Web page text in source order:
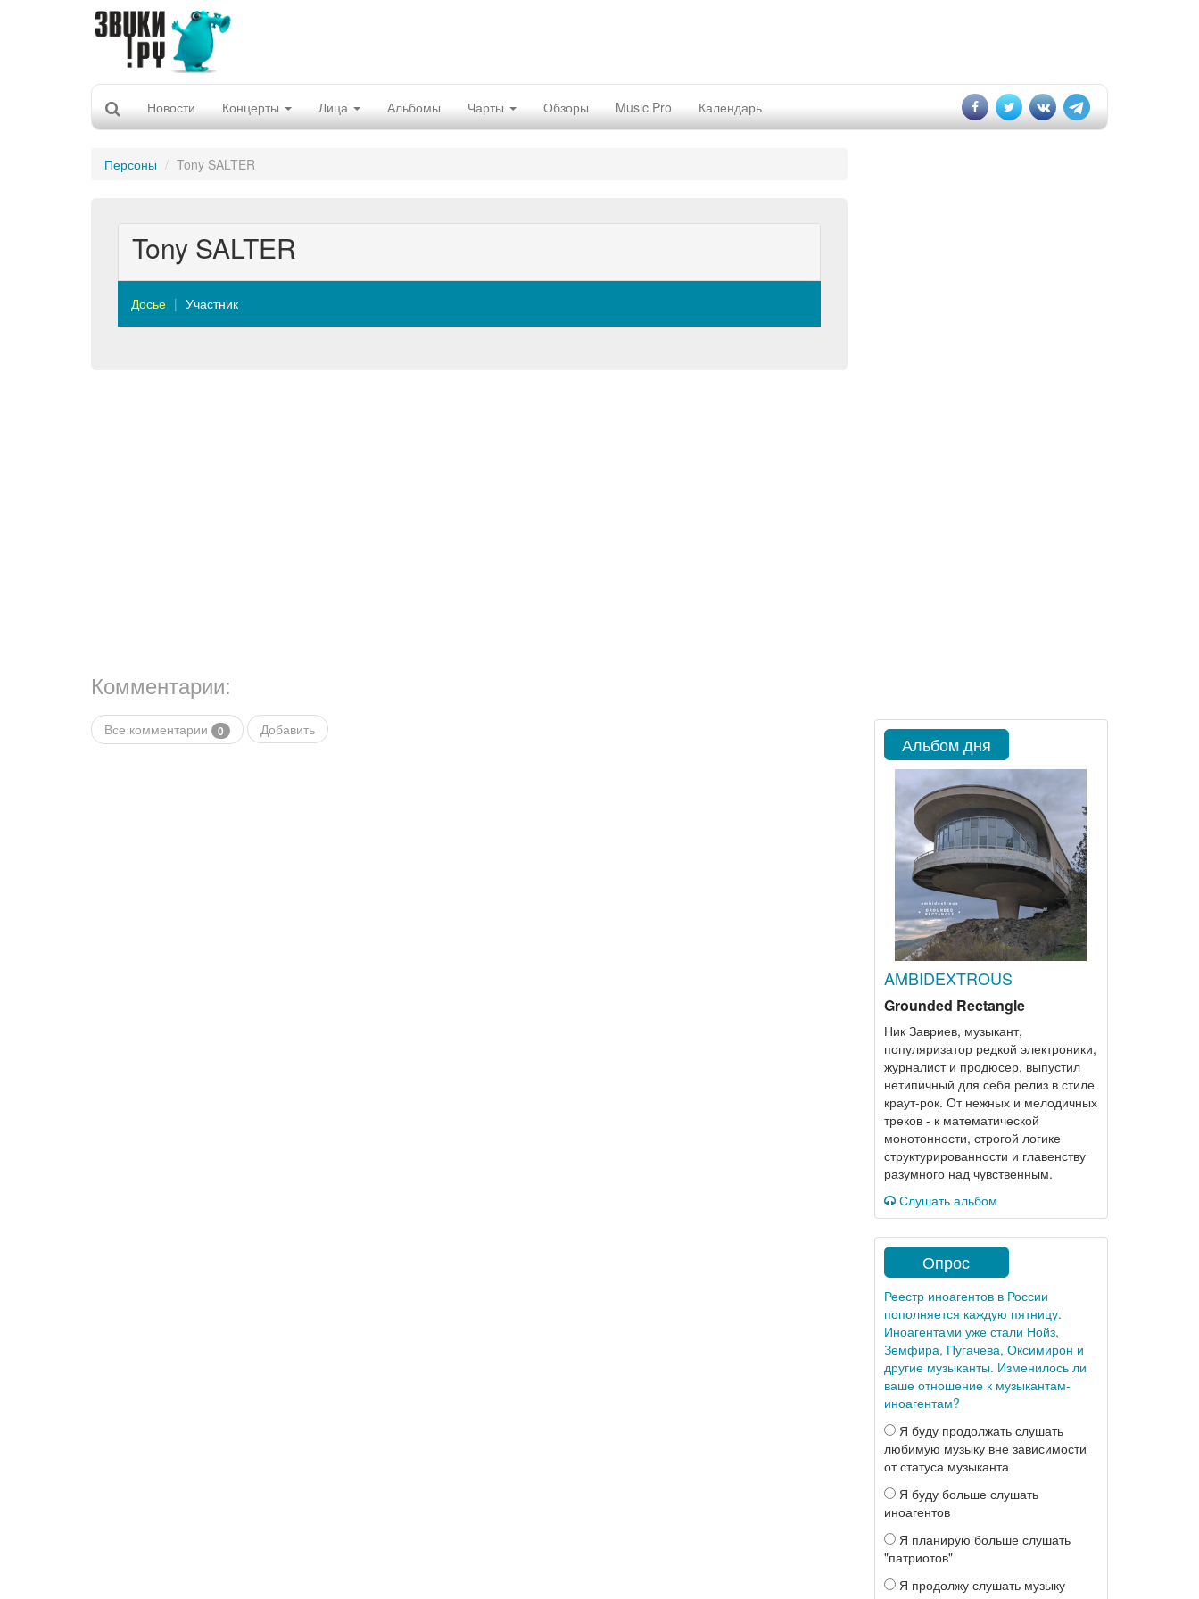
Новости Концерты Лица Альбомы Чарты Обзоры Music Pro Календарь
Персоны Tony SALTER
Tony SALTER
Досье Участник
Комментарии:
Все комментарии 0 Добавить
Альбом дня
AMBIDEXTROUS
Grounded Rectangle
Ник Завриев, музыкант,
популяризатор редкой электроники,
журналист и продюсер, выпустил
нетипичный для себя релиз в стиле
краут-рок. От нежных и мелодичных
треков - к математической
монотонности, строгой логике
структурированности и главенству
разумного над чувственным.
Слушать альбом
Опрос
Реестр иноагентов в России
пополняется каждую пятницу.
Иноагентами уже стали Нойз,
Земфира, Пугачева, Оксимирон и
другие музыканты. Изменилось ли
ваше отношение к музыкантам-
иноагентам?
Я буду продолжать слушать
любимую музыку вне зависимости
от статуса музыканта
Я буду больше слушать
иноагентов
Я планирую больше слушать
"патриотов"
Я продолжу слушать музыку